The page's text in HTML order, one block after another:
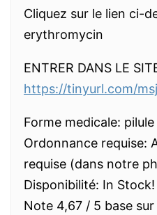
Cliquez sur le lien ci-
erythromycin
ENTRER DANS LE
https://tinyurl.com/
Forme medicale: pilule
Ordonnance requise:
requise (dans notre
Disponibilité: In Stock!
Note 4,67 / 5 base